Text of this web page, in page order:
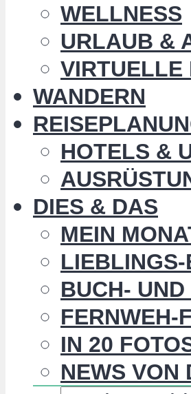
WELLNESS
URLAUB &
VIRTUELLE
WANDERN
HOTELS &
DIES & DAS
MEIN
BUCH-
FERNWEH-
IN 20
NEWS VON